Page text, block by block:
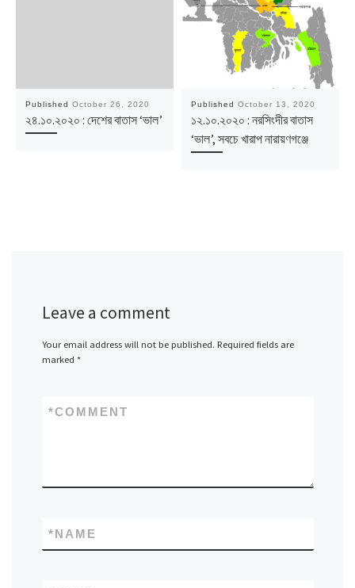
Published October 26, 2020
২৪.১০.২০২০ : দেশের বাতাস ‘ভাল’
Published October 13, 2020
১২.১০.২০২০ : নরসিংদীর বাতাস
‘ভাল’, সবচে খারাপ নারায়ণগঞ্জে
Leave a comment
Your email address will not be published. Required fields are
marked *
COMMENT
*
NAME
*